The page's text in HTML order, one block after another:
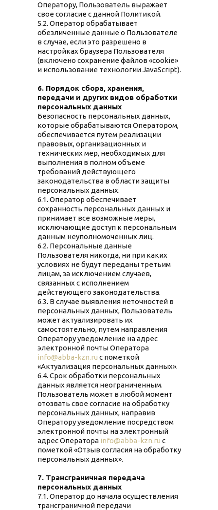
Оператору, Пользователь выражает
свое согласие с данной Политикой.
5.2. Оператор обрабатывает
обезличенные данные о Пользователе
в случае, если это разрешено в
настройках браузера Пользователя
(включено сохранение файлов «cookie»
и использование технологии JavaScript).
6. Порядок сбора, хранения,
передачи и других видов обработки
персональных данных
Безопасность персональных данных,
которые обрабатываются Оператором,
обеспечивается путем реализации
правовых, организационных и
технических мер, необходимых для
выполнения в полном объеме
требований действующего
законодательства в области защиты
персональных данных.
6.1. Оператор обеспечивает
сохранность персональных данных и
принимает все возможные меры,
исключающие доступ к персональным
данным неуполномоченных лиц.
6.2. Персональные данные
Пользователя никогда, ни при каких
условиях не будут переданы третьим
лицам, за исключением случаев,
связанных с исполнением
действующего законодательства.
6.3. В случае выявления неточностей в
персональных данных, Пользователь
может актуализировать их
самостоятельно, путем направления
Оператору уведомление на адрес
электронной почты Оператора
info@abba-kzn.ru с пометкой
«Актуализация персональных данных».
6.4. Срок обработки персональных
данных является неограниченным.
Пользователь может в любой момент
отозвать свое согласие на обработку
персональных данных, направив
Оператору уведомление посредством
электронной почты на электронный
адрес Оператора info@abba-kzn.ru с
пометкой «Отзыв согласия на обработку
персональных данных».
7. Трансграничная передача
персональных данных
7.1. Оператор до начала осуществления
трансграничной передачи